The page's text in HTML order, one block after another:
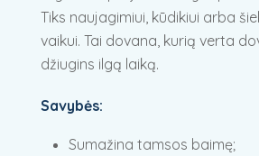
Tiks naujagimiui, kūdikiui arba
vaikui. Tai dovana, kurią verta
džiugins ilgą laiką.
Savybės:
Sumažina tamsos baimę;